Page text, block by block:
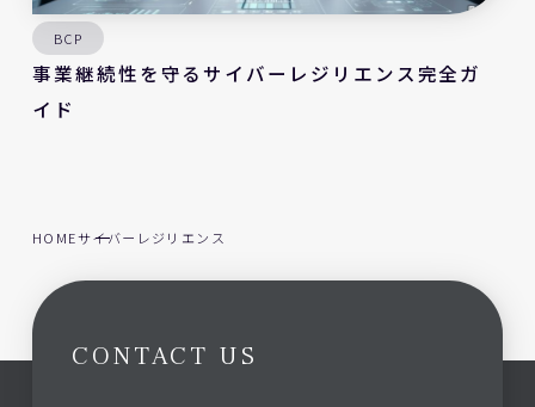
BCP
事業継続性を守るサイバーレジリエンス完全ガ
イド
HOMEサイバーレジリエンス
CONTACT US